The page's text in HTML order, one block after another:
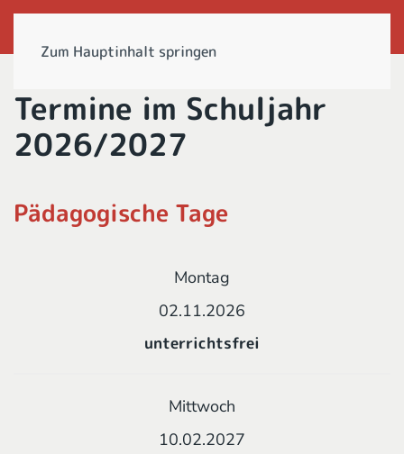
Zum Hauptinhalt springen
Termine im Schuljahr
2026/2027
Pädagogische Tage
Montag
02.11.2026
unterrichtsfrei
Mittwoch
10.02.2027